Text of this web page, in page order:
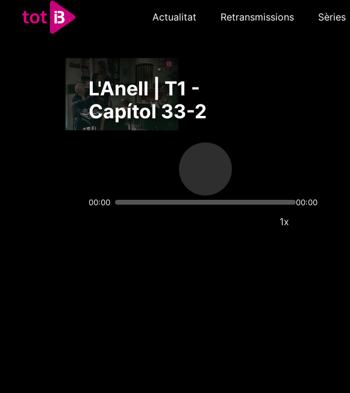
Actualitat Retransmissions Sèries
L'Anell | T1 -
Capítol 33-2
00:00 00:00
1x